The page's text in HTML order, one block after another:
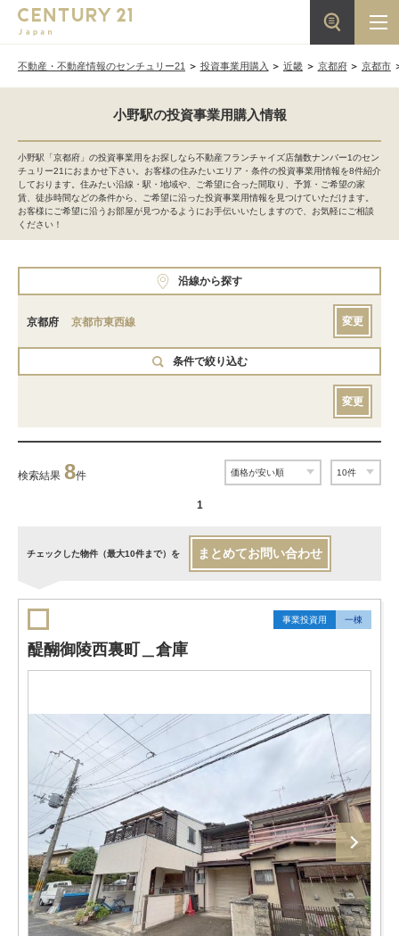
不動産・不動産情報のセンチュリー21 投資事業用購入 近畿 京都府 京都市
小野駅の投資事業用購入情報
小野駅「京都府」の投資事業用をお探しなら不動産フランチャイズ店舗数ナンバー1のセン
チュリー21におまかせ下さい。お客様の住みたいエリア・条件の投資事業用情報を8件紹介
しております。住みたい沿線・駅・地域や、ご希望に合った間取り、予算・ご希望の家
賃、徒歩時間などの条件から、ご希望に沿った投資事業用情報を見つけていただけます。
お客様にご希望に沿うお部屋が見つかるようにお手伝いいたしますので、お気軽にご相談
ください！
沿線から探す
京都府 京都市東西線 変更
条件で絞り込む
変更
検索結果 8件
1
チェックした物件（最大10件まで）を まとめてお問い合わせ
事業投資用 一棟
醍醐御陵西裏町＿倉庫